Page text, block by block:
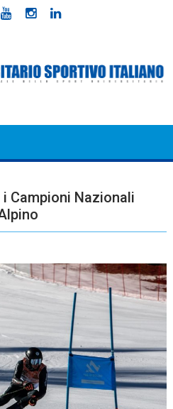
Campioni Nazionali